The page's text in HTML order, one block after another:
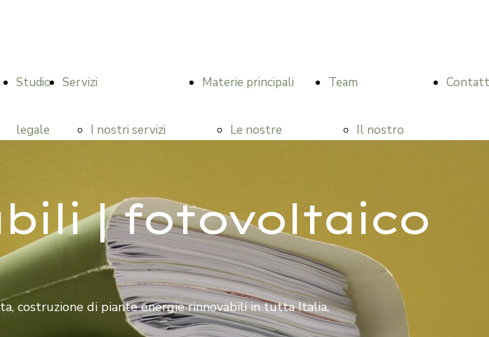
Studio
legale
Servizi
I nostri servizi
successioni /
ereditario
Tutela della
Materie principali
Le nostre
principali
Diritto
immobiliare |
Team
Il nostro
Avv. Georg
Kofler
Avv. Stefan
| fotovoltaico
costruzione di piante energie rinnovabili in tutta Italia,